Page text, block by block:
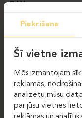
BAY
Piekrišana
Šī vietne
Mēs izmantojam
reklāmas,
analizētu mūsu
par jūsu vietnes
reklāmas un